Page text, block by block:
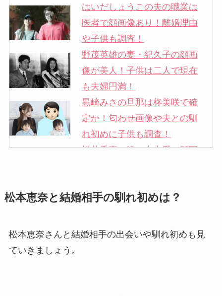
はいだしょうこの夫の職業は
医者で顔画像あり！離婚理由
や子供も調査！
野茂英雄の妻・紀久子の顔画
像が美人！子供は二人で現在
も夫婦円満！
黒崎みさの旦那は柊美咲で確
定か！匂わせ画像や夫との馴
れ初めに子供も調査！
松井秀喜の嫁・中山愛の顔写
申真衣の旦那・工藤けんの現
子供も調査！
松本恵奈と結婚相手の馴れ初めは？
松本恵奈さんと結婚相手の出会いや馴れ初めも見
ていきましょう。